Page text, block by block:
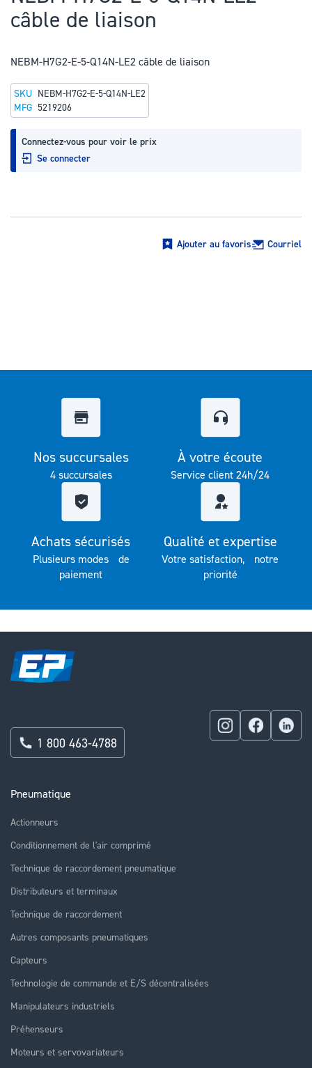
début
la
d’images
câble de liaison
NEBM-H7G2-E-5-Q14N-LE2 câble de liaison
Connectez-vous pour voir le prix
Se connecter
SKU NEBM-H7G2-E-5-Q14N-LE2
MFG 5219206
Ajouter au favoris Courriel
Nos succursales
4 succursales
À votre écoute
Service client 24h/24
Achats sécurisés
Plusieurs modes de
paiement
Qualité et expertise
Votre satisfaction, notre
priorité
Pneumatique
Actionneurs
Conditionnement de l'air comprimé
Technique de raccordement pneumatique
Distributeurs et terminaux
Technique de raccordement
Autres composants pneumatiques
Capteurs
Technologie de commande et E/S décentralisées
Manipulateurs industriels
Préhenseurs
Moteurs et servovariateurs
1 800 463-4788